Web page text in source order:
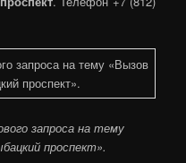
запроса на тему
проспект».